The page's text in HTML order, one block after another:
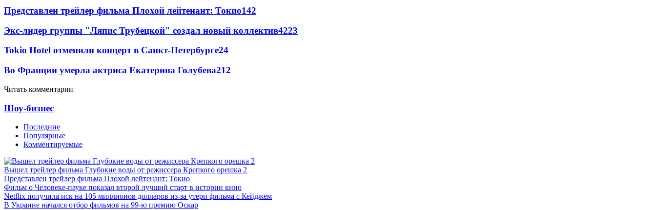
Представлен трейлер фильма Плохой лейтенант: Токио142
Экс-лидер группы "Ляпис Трубецкой" создал новый коллектив4223
Tokio Hotel отменили концерт в Санкт-Петербурге24
Во Франции умерла актриса Екатерина Голубева212
Читать комментарии
Шоу-бизнес
Последние
Популярные
Комментируемые
Вышел трейлер фильма Глубокие воды от режиссера Крепкого орешка 2
Представлен трейлер фильма Плохой лейтенант: Токио
Фильм о Человеке-пауке показал второй лучший старт в истории кино
Netflix получила иск на 105 миллионов долларов из-за утери фильма с Кейджем
В Украине начался отбор фильмов на 99-ю премию Оскар